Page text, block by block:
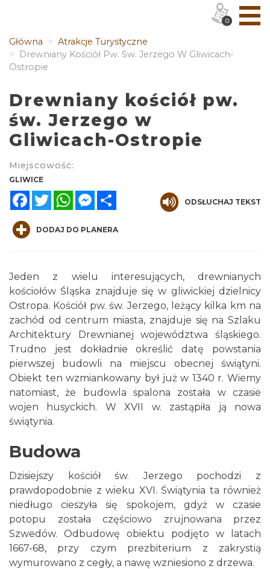
Główna
Atrakcje Turystyczne
Drewniany Kościół Pw. Św. Jerzego W Gliwicach-
Ostropie
Drewniany kościół pw.
św. Jerzego w
Gliwicach-Ostropie
Miejscowość:
GLIWICE
FacebookTwitterWhatsAppMessenger
ODSŁUCHAJ TEKST
DODAJ DO PLANERA
Jeden z wielu interesujących, drewnianych
kościołów Śląska znajduje się w gliwickiej dzielnicy
Ostropa. Kościół pw. św. Jerzego, leżący kilka km na
zachód od centrum miasta, znajduje się na Szlaku
Architektury Drewnianej województwa śląskiego.
Trudno jest dokładnie określić datę powstania
pierwszej budowli na miejscu obecnej świątyni.
Obiekt ten wzmiankowany był już w 1340 r. Wiemy
natomiast, że budowla spalona została w czasie
wojen husyckich. W XVII w. zastąpiła ją nowa
świątynia.
Budowa
Dzisiejszy kościół św. Jerzego pochodzi z
prawdopodobnie z wieku XVI. Świątynia ta również
niedługo cieszyła się spokojem, gdyż w czasie
potopu została częściowo zrujnowana przez
Szwedów. Odbudowę obiektu podjęto w latach
1667-68, przy czym prezbiterium z zakrystią
wymurowano z cegły, a nawę wzniesiono z drzewa.
0